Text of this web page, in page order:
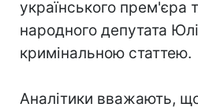
українського прем'єра
народного депутата
кримінальною статтею.
Аналітики вважають,